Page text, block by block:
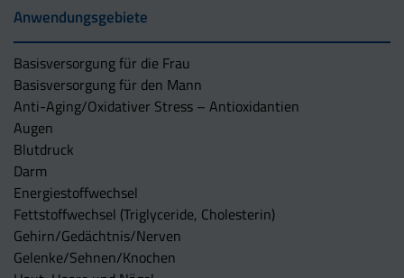
Anwendungsgebiete
Basisversorgung für die Frau
Basisversorgung für den Mann
Anti-Aging/Oxidativer Stress – Antioxidantien
Augen
Blutdruck
Darm
Energiestoffwechsel
Fettstoffwechsel (Triglyceride, Cholesterin)
Gehirn/Gedächtnis/Nerven
Gelenke/Sehnen/Knochen